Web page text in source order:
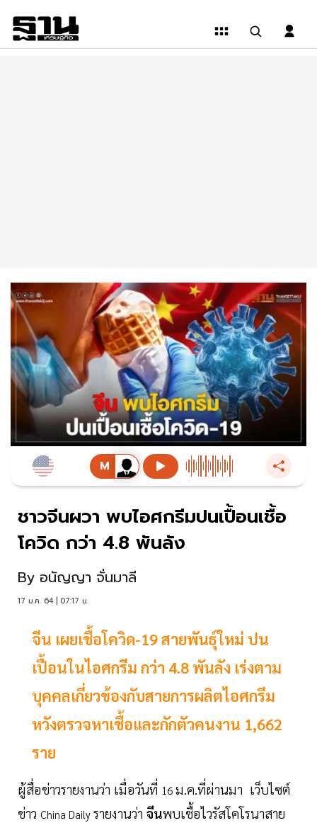
ชาวจีนผวา พบไอศกรีมปนเปื้อนเชื้อ
โควิด กว่า 4.8 พันลัง
By อนัญญา จั่นมาลี
17 ม.ค. 64 | 07:17 น.
จีน เผยเชื้อโควิด-19 สายพันธุ์ใหม่ ปน
เปื้อนในไอศกรีม กว่า 4.8 พันลัง เร่งตาม
บุคคลเกี่ยวข้องกับสายการผลิตไอศกรีม
หวังตรวจหาเชื้อและกักตัวคนงาน 1,662
ราย
ผู้สื่อข่าวรายงานว่า เมื่อวันที่ 16 ม.ค.ที่ผ่านมา เว็บไซต์
ข่าว China Daily รายงานว่า จีนพบเชื้อไวรัสโคโรนาสาย